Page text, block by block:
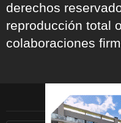
derechos
reproducción total
colaboraciones